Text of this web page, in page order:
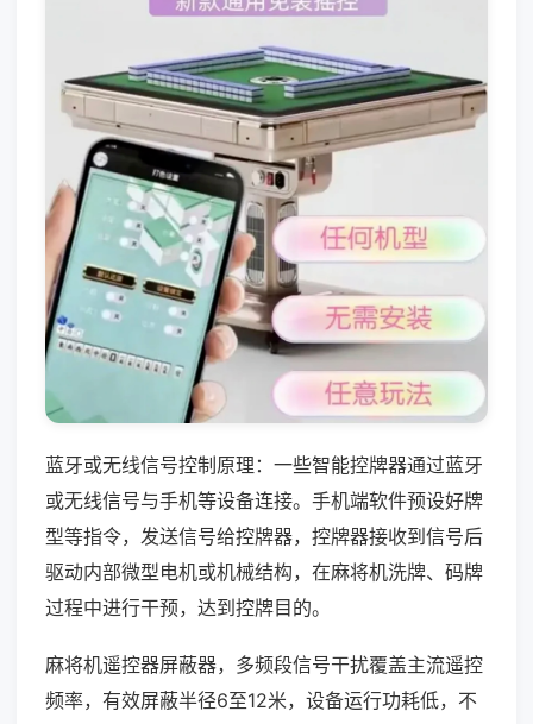
蓝牙或无线信号控制原理：一些智能控牌器通过蓝牙
或无线信号与手机等设备连接。手机端软件预设好牌
型等指令，发送信号给控牌器，控牌器接收到信号后
驱动内部微型电机或机械结构，在麻将机洗牌、码牌
过程中进行干预，达到控牌目的。
麻将机遥控器屏蔽器，多频段信号干扰覆盖主流遥控
频率，有效屏蔽半径6至12米，设备运行功耗低，不